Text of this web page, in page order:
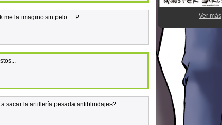
me la imagino sin pelo... :P
sacar la artillería pesada antiblindajes?
Ver más